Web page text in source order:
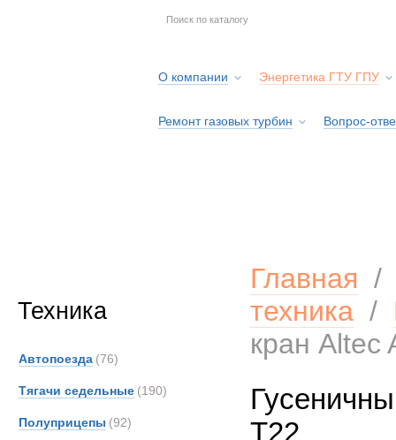
О компании Энергетика ГТУ ГПУ
Ремонт газовых турбин Вопрос-
Техника
Автопоезда (76)
Тягачи седельные (190)
Полуприцепы (92)
Главная
техника /
кран Altec
T22